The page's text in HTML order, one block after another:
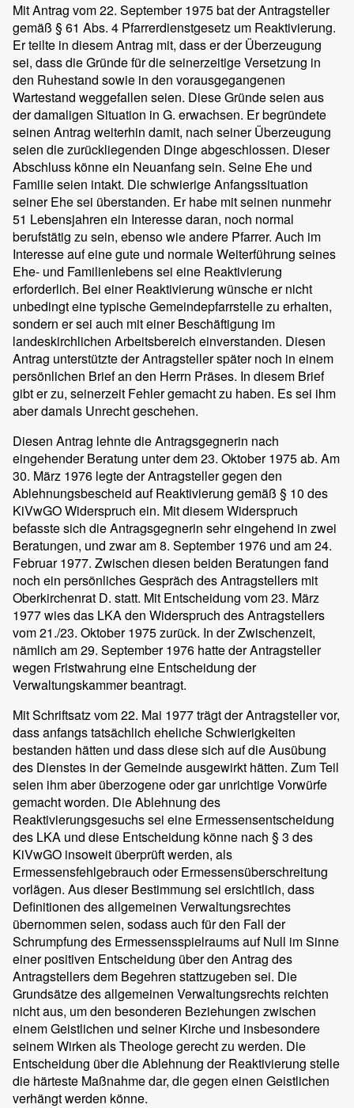
Mit Antrag vom 22. September 1975 bat der Antragsteller
gemäß § 61 Abs. 4 Pfarrerdienstgesetz um Reaktivierung.
Er teilte in diesem Antrag mit, dass er der Überzeugung
sei, dass die Gründe für die seinerzeitige Versetzung in
den Ruhestand sowie in den vorausgegangenen
Wartestand weggefallen seien. Diese Gründe seien aus
der damaligen Situation in G. erwachsen. Er begründete
seinen Antrag weiterhin damit, nach seiner Überzeugung
seien die zurückliegenden Dinge abgeschlossen. Dieser
Abschluss könne ein Neuanfang sein. Seine Ehe und
Familie seien intakt. Die schwierige Anfangssituation
seiner Ehe sei überstanden. Er habe mit seinen nunmehr
51 Lebensjahren ein Interesse daran, noch normal
berufstätig zu sein, ebenso wie andere Pfarrer. Auch im
Interesse auf eine gute und normale Weiterführung seines
Ehe- und Familienlebens sei eine Reaktivierung
erforderlich. Bei einer Reaktivierung wünsche er nicht
unbedingt eine typische Gemeindepfarrstelle zu erhalten,
sondern er sei auch mit einer Beschäftigung im
landeskirchlichen Arbeitsbereich einverstanden. Diesen
Antrag unterstützte der Antragsteller später noch in einem
persönlichen Brief an den Herrn Präses. In diesem Brief
gibt er zu, seinerzeit Fehler gemacht zu haben. Es sei ihm
aber damals Unrecht geschehen.
Diesen Antrag lehnte die Antragsgegnerin nach
eingehender Beratung unter dem 23. Oktober 1975 ab. Am
30. März 1976 legte der Antragsteller gegen den
Ablehnungsbescheid auf Reaktivierung gemäß § 10 des
KiVwGO Widerspruch ein. Mit diesem Widerspruch
befasste sich die Antragsgegnerin sehr eingehend in zwei
Beratungen, und zwar am 8. September 1976 und am 24.
Februar 1977. Zwischen diesen beiden Beratungen fand
noch ein persönliches Gespräch des Antragstellers mit
Oberkirchenrat D. statt. Mit Entscheidung vom 23. März
1977 wies das LKA den Widerspruch des Antragstellers
vom 21./23. Oktober 1975 zurück. In der Zwischenzeit,
nämlich am 29. September 1976 hatte der Antragsteller
wegen Fristwahrung eine Entscheidung der
Verwaltungskammer beantragt.
Mit Schriftsatz vom 22. Mai 1977 trägt der Antragsteller vor,
dass anfangs tatsächlich eheliche Schwierigkeiten
bestanden hätten und dass diese sich auf die Ausübung
des Dienstes in der Gemeinde ausgewirkt hätten. Zum Teil
seien ihm aber überzogene oder gar unrichtige Vorwürfe
gemacht worden. Die Ablehnung des
Reaktivierungsgesuchs sei eine Ermessensentscheidung
des LKA und diese Entscheidung könne nach § 3 des
KiVwGO insoweit überprüft werden, als
Ermessensfehlgebrauch oder Ermessensüberschreitung
vorlägen. Aus dieser Bestimmung sei ersichtlich, dass
Definitionen des allgemeinen Verwaltungsrechtes
übernommen seien, sodass auch für den Fall der
Schrumpfung des Ermessensspielraums auf Null im Sinne
einer positiven Entscheidung über den Antrag des
Antragstellers dem Begehren stattzugeben sei. Die
Grundsätze des allgemeinen Verwaltungsrechts reichten
nicht aus, um den besonderen Beziehungen zwischen
einem Geistlichen und seiner Kirche und insbesondere
seinem Wirken als Theologe gerecht zu werden. Die
Entscheidung über die Ablehnung der Reaktivierung stelle
die härteste Maßnahme dar, die gegen einen Geistlichen
verhängt werden könne.